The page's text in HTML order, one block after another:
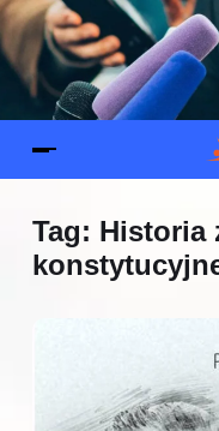
Tag: Historia